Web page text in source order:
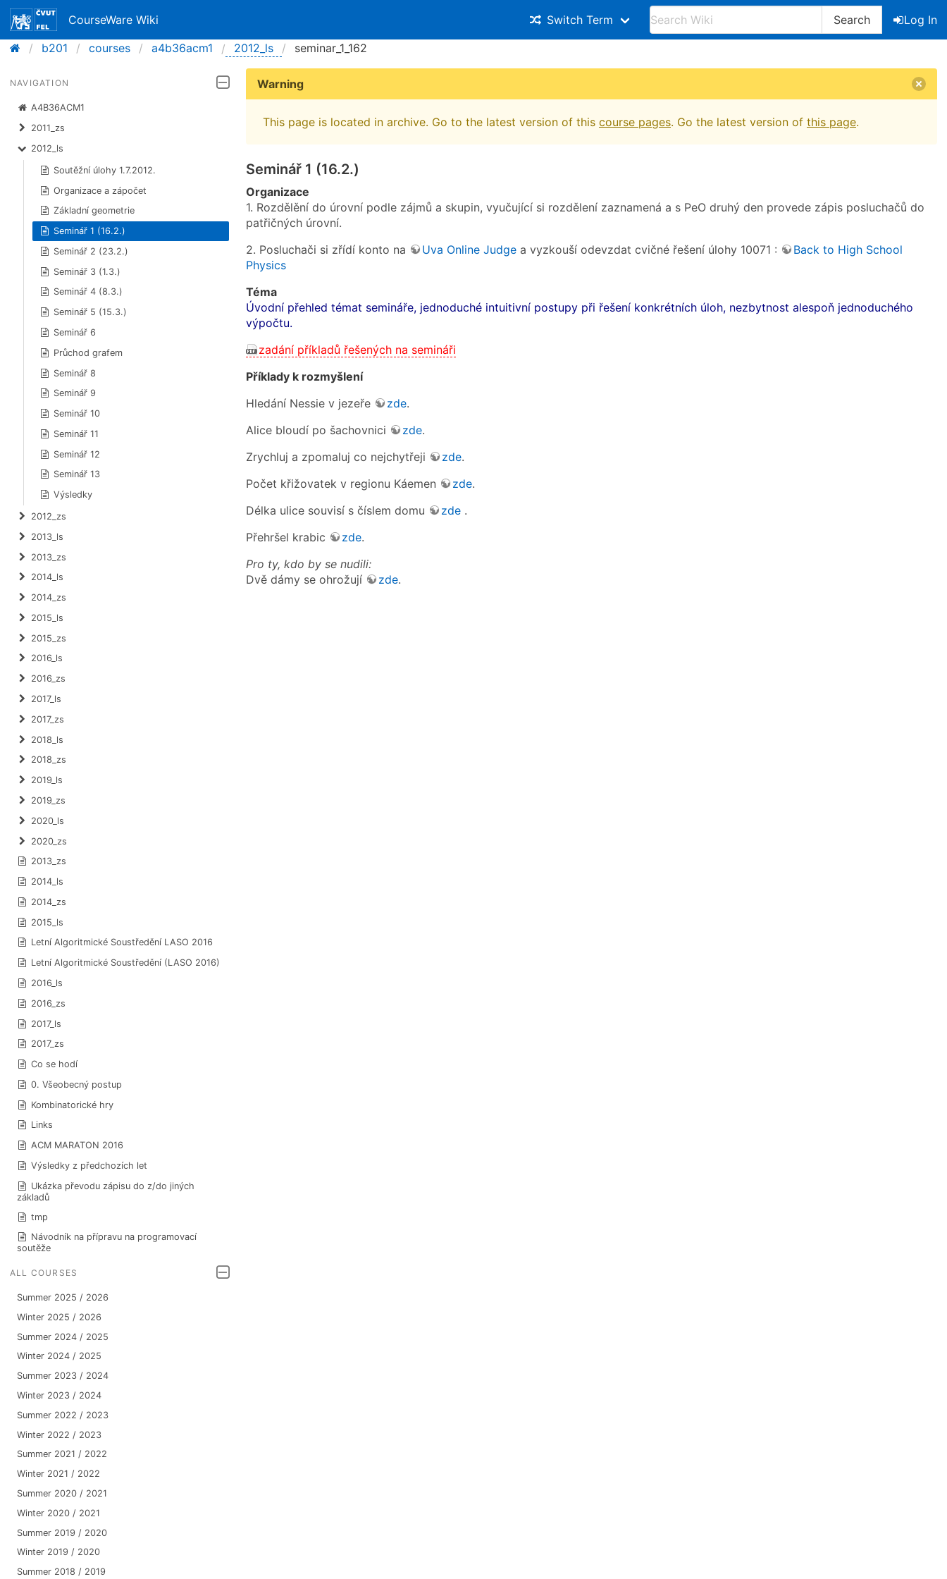
CourseWare Wiki Switch Term Search
Log In
b201
courses a4b36acm1 2012_ls seminar_1_162
NAVIGATION
A4B36ACM1
2011_zs
2012_ls
Soutěžní úlohy 1.7.2012.
Organizace a zápočet
Základní geometrie
Seminář 1 (16.2.)
Seminář 2 (23.2.)
Seminář 3 (1.3.)
Seminář 4 (8.3.)
Seminář 5 (15.3.)
Seminář 6
Průchod grafem
Seminář 8
Seminář 9
Seminář 10
Seminář 11
Seminář 12
Seminář 13
Výsledky
2012_zs
2013_ls
2013_zs
2014_ls
2014_zs
2015_ls
2015_zs
2016_ls
2016_zs
2017_ls
2017_zs
2018_ls
2018_zs
2019_ls
2019_zs
2020_ls
2020_zs
2013_zs
2014_ls
2014_zs
2015_ls
Letní Algoritmické Soustředění LASO 2016
Letní Algoritmické Soustředění (LASO 2016)
2016_ls
2016_zs
2017_ls
2017_zs
Co se hodí
0. Všeobecný postup
Kombinatorické hry
Links
ACM MARATON 2016
Výsledky z předchozích let
Ukázka převodu zápisu do z/do jiných
základů
tmp
Návodník na přípravu na programovací
soutěže
ALL COURSES
Summer 2025 / 2026
Winter 2025 / 2026
Summer 2024 / 2025
Winter 2024 / 2025
Summer 2023 / 2024
Winter 2023 / 2024
Summer 2022 / 2023
Winter 2022 / 2023
Summer 2021 / 2022
Winter 2021 / 2022
Summer 2020 / 2021
Winter 2020 / 2021
Summer 2019 / 2020
Winter 2019 / 2020
Summer 2018 / 2019
Warning
This page is located in archive. Go to the latest version of this course pages. Go the latest version of this page.
Seminář 1 (16.2.)
Organizace
1. Rozdělění do úrovní podle zájmů a skupin, vyučující si rozdělení zaznamená a s PeO druhý den provede zápis posluchačů do
patřičných úrovní.
2. Posluchači si zřídí konto na
Uva Online Judge a vyzkouší odevzdat cvičné řešení úlohy 10071 :
Back to High School
Physics
Téma
Úvodní přehled témat semináře, jednoduché intuitivní postupy při řešení konkrétních úloh, nezbytnost alespoň jednoduchého
výpočtu.
zadání příkladů řešených na semináři
Příklady k rozmyšlení
Hledání Nessie v jezeře
zde.
Alice bloudí po šachovnici
zde.
Zrychluj a zpomaluj co nejchytřeji
zde.
Počet křižovatek v regionu Káemen
zde.
Délka ulice souvisí s číslem domu
zde .
Přehršel krabic
zde.
Pro ty, kdo by se nudili:
Dvě dámy se ohrožují
zde.